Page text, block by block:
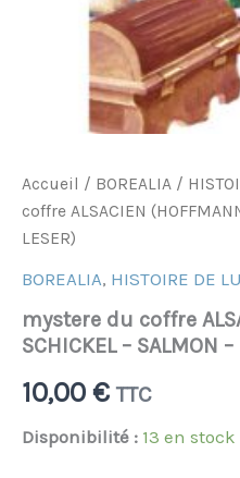
Accueil / BOREALIA /
coffre ALSACIEN
LESER)
BOREALIA, HISTOIRE DE
mystere du coffre
SCHICKEL – SALMON –
10,00 € TTC
Disponibilité : 13 en stock